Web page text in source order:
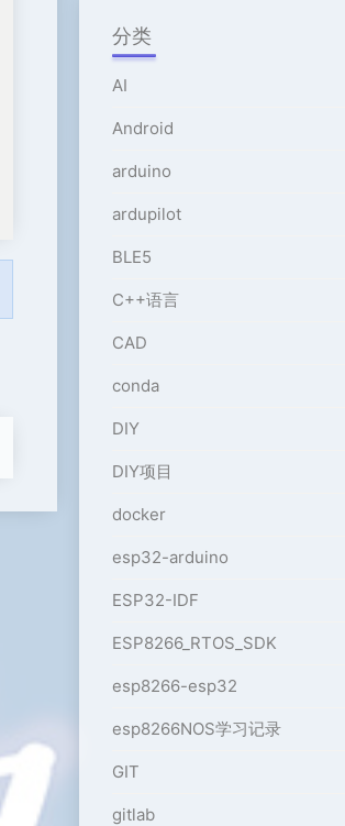
分类
AI
Android
arduino
ardupilot
BLE5
C++语言
CAD
conda
DIY
DIY项目
docker
esp32-arduino
ESP32-IDF
ESP8266_RTOS_SDK
esp8266-esp32
esp8266NOS学习记录
GIT
gitlab